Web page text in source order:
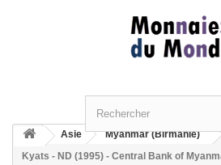
Asie Myanmar (Birmanie)
Kyats - ND (1995) - Central Bank of